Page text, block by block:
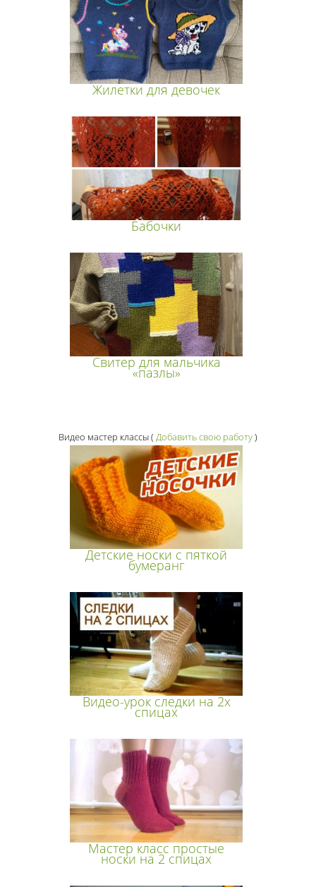
Жилетки для девочек
Бабочки
Свитер для мальчика
«пазлы»
Видео мастер классы( Добавить свою работу)
Детские носки с пяткой
бумеранг
Видео-урок следки на 2х
спицах
Мастер класс простые
носки на 2 спицах